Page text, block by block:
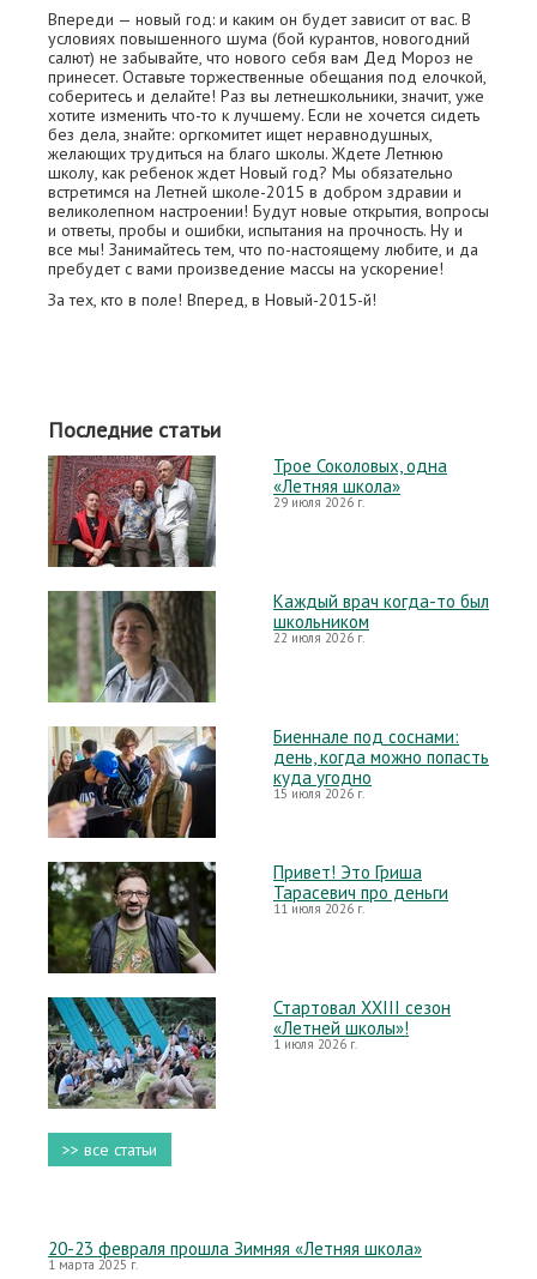
Впереди — новый год: и каким он будет зависит от вас. В
условиях повышенного шума (бой курантов, новогодний
салют) не забывайте, что нового себя вам Дед Мороз не
принесет. Оставьте торжественные обещания под елочкой,
соберитесь и делайте! Раз вы летнешкольники, значит, уже
хотите изменить что-то к лучшему. Если не хочется сидеть
без дела, знайте: оргкомитет ищет неравнодушных,
желающих трудиться на благо школы. Ждете Летнюю
школу, как ребенок ждет Новый год? Мы обязательно
встретимся на Летней школе-2015 в добром здравии и
великолепном настроении! Будут новые открытия, вопросы
и ответы, пробы и ошибки, испытания на прочность. Ну и
все мы! Занимайтесь тем, что по-настоящему любите, и да
пребудет с вами произведение массы на ускорение!
За тех, кто в поле! Вперед, в Новый-2015-й!
Последние статьи
Трое Соколовых, одна
«Летняя школа»
29 июля 2026 г.
Каждый врач когда-то был
школьником
22 июля 2026 г.
Биеннале под соснами:
день, когда можно попасть
куда угодно
15 июля 2026 г.
Привет! Это Гриша
Тарасевич про деньги
11 июля 2026 г.
Стартовал XXIII сезон
«Летней школы»!
1 июля 2026 г.
>> все статьи
20-23 февраля прошла Зимняя «Летняя школа»
1 марта 2025 г.